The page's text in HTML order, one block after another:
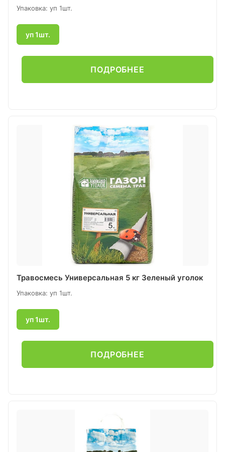
Упаковка: уп 1шт.
уп 1шт.
ПОДРОБНЕЕ
Травосмесь Универсальная 5 кг Зеленый уголок
Упаковка: уп 1шт.
уп 1шт.
ПОДРОБНЕЕ